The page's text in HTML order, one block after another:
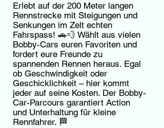
Erlebt auf der 200 Meter langen
Rennstrecke mit Steigungen und
Senkungen im Zelt echten
Fahrspass! 🚗💨 Wählt aus vielen
Bobby-Cars euren Favoriten und
fordert eure Freunde zu
spannenden Rennen heraus. Egal
ob Geschwindigkeit oder
Geschicklichkeit – hier kommt
jeder auf seine Kosten. Der Bobby-
Car-Parcours garantiert Action
und Unterhaltung für kleine
Rennfahrer. 🏁